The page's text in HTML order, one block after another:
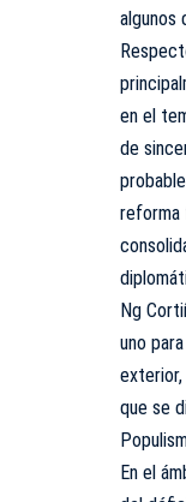
algunos
en el
de
reforma
Ng
uno
que se
En el